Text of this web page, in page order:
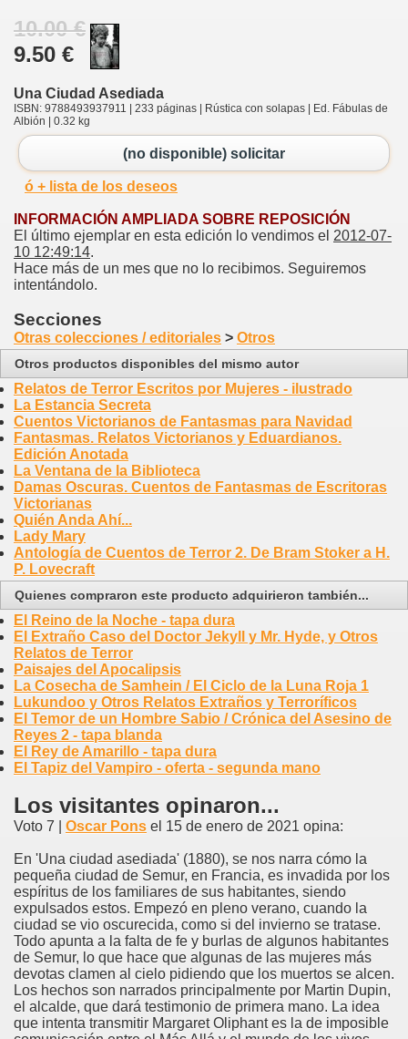
10.00 €
9.50 €
Una Ciudad Asediada
ISBN: 9788493937911 | 233 páginas | Rústica con solapas | Ed. Fábulas de
Albión | 0.32 kg
(no disponible) solicitar
ó + lista de los deseos
INFORMACIÓN AMPLIADA SOBRE REPOSICIÓN
El último ejemplar en esta edición lo vendimos el 2012-07-
10 12:49:14.
Hace más de un mes que no lo recibimos. Seguiremos
intentándolo.
Secciones
Otras colecciones / editoriales > Otros
Otros productos disponibles del mismo autor
Relatos de Terror Escritos por Mujeres - ilustrado
La Estancia Secreta
Cuentos Victorianos de Fantasmas para Navidad
Fantasmas. Relatos Victorianos y Eduardianos.
Edición Anotada
La Ventana de la Biblioteca
Damas Oscuras. Cuentos de Fantasmas de Escritoras
Victorianas
Quién Anda Ahí...
Lady Mary
Antología de Cuentos de Terror 2. De Bram Stoker a H.
P. Lovecraft
Quienes compraron este producto adquirieron también...
El Reino de la Noche - tapa dura
El Extraño Caso del Doctor Jekyll y Mr. Hyde, y Otros
Relatos de Terror
Paisajes del Apocalipsis
La Cosecha de Samhein / El Ciclo de la Luna Roja 1
Lukundoo y Otros Relatos Extraños y Terroríficos
El Temor de un Hombre Sabio / Crónica del Asesino de
Reyes 2 - tapa blanda
El Rey de Amarillo - tapa dura
El Tapiz del Vampiro - oferta - segunda mano
Los visitantes opinaron...
Voto 7 | Oscar Pons el 15 de enero de 2021 opina:
En 'Una ciudad asediada' (1880), se nos narra cómo la
pequeña ciudad de Semur, en Francia, es invadida por los
espíritus de los familiares de sus habitantes, siendo
expulsados estos. Empezó en pleno verano, cuando la
ciudad se vio oscurecida, como si del invierno se tratase.
Todo apunta a la falta de fe y burlas de algunos habitantes
de Semur, lo que hace que algunas de las mujeres más
devotas clamen al cielo pidiendo que los muertos se alcen.
Los hechos son narrados principalmente por Martin Dupin,
el alcalde, que dará testimonio de primera mano. La idea
que intenta transmitir Margaret Oliphant es la de imposible